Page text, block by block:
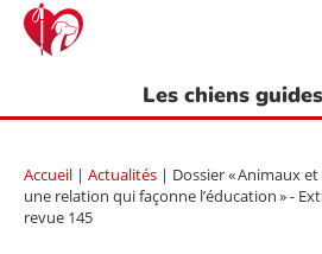
Aller
contenu
Les chiens
Accueil | Actualités | Dossier « Animaux
une relation qui façonne l’éducation » -
revue 145